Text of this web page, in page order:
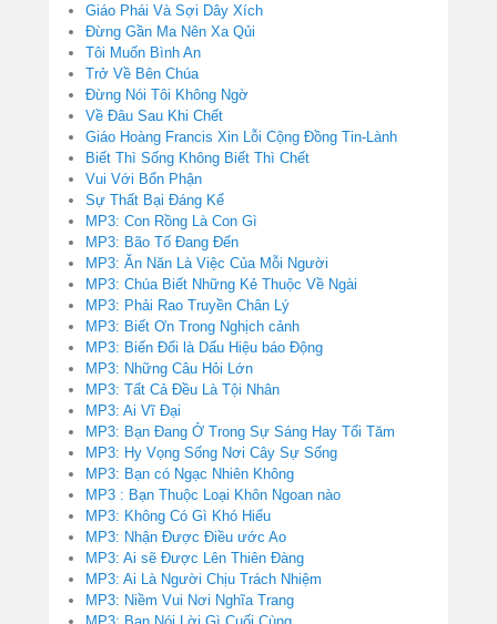
Giáo Phái Và Sợi Dây Xích
Đừng Gần Ma Nên Xa Qủi
Tôi Muốn Bình An
Trở Về Bên Chúa
Đừng Nói Tôi Không Ngờ
Về Đâu Sau Khi Chết
Giáo Hoàng Francis Xin Lỗi Cộng Đồng Tin-Lành
Biết Thì Sống Không Biết Thì Chết
Vui Với Bổn Phận
Sự Thất Bại Đáng Kể
MP3: Con Rồng Là Con Gì
MP3: Bão Tố Đang Đến
MP3: Ăn Năn Là Việc Của Mỗi Người
MP3: Chúa Biết Những Kẻ Thuộc Về Ngài
MP3: Phải Rao Truyền Chân Lý
MP3: Biết Ơn Trong Nghịch cảnh
MP3: Biến Đổi là Dấu Hiệu báo Động
MP3: Những Câu Hỏi Lớn
MP3: Tất Cả Đều Là Tội Nhân
MP3: Ai Vĩ Đại
MP3: Bạn Đang Ở Trong Sự Sáng Hay Tối Tăm
MP3: Hy Vọng Sống Nơi Cây Sự Sống
MP3: Bạn có Ngạc Nhiên Không
MP3 : Bạn Thuộc Loại Khôn Ngoan nào
MP3: Không Có Gì Khó Hiểu
MP3: Nhận Được Điều ước Ao
MP3: Ai sẽ Được Lên Thiên Đàng
MP3: Ai Là Người Chịu Trách Nhiệm
MP3: Niềm Vui Nơi Nghĩa Trang